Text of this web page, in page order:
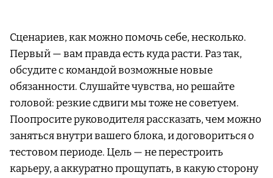
Сценариев, как можно помочь себе, несколько.
Первый — вам правда есть куда расти. Раз так,
обсудите с командой возможные новые
обязанности. Слушайте чувства, но решайте
головой: резкие сдвиги мы тоже не советуем.
Поопросите руководителя рассказать, чем можно
заняться внутри вашего блока, и договориться о
тестовом периоде. Цель — не перестроить
карьеру, а аккуратно прощупать, в какую сторону